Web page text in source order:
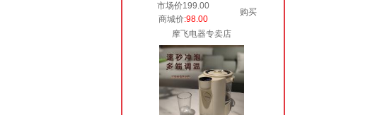
市场价199.00
购买
商城价:98.00
摩飞电器专卖店